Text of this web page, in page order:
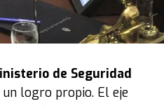
de Seguridad
logro propio. El eje